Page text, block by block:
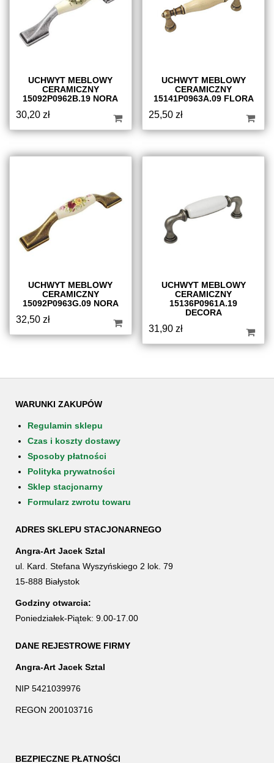
UCHWYT MEBLOWY
CERAMICZNY
15092P0962B.19 NORA
30,20 zł
UCHWYT MEBLOWY
CERAMICZNY
15141P0963A.09 FLORA
25,50zł
UCHWYT MEBLOWY
CERAMICZNY
15092P0963G.09 NORA
32,50 zł
UCHWYT MEBLOWY
CERAMICZNY
15136P0961A.19
DECORA
31,90zł
WARUNKI ZAKUPÓW
Regulamin sklepu
Czas i koszty dostawy
Sposoby płatności
Polityka prywatności
Sklep stacjonarny
Formularz zwrotu towaru
ADRES SKLEPU STACJONARNEGO
Angra-Art Jacek Sztal
ul. Kard. Stefana Wyszyńskiego 2 lok. 79
15-888 Białystok
Godziny otwarcia:
Poniedziałek-Piątek: 9.00-17.00
DANE REJESTROWE FIRMY
Angra-Art Jacek Sztal
NIP 5421039976
REGON 200103716
BEZPIECZNE PŁATNOŚCI